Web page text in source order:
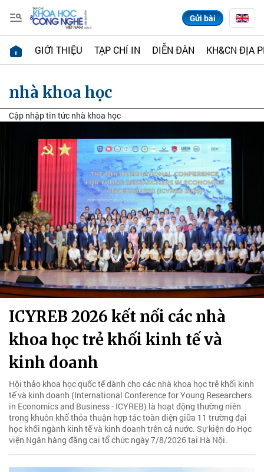
Gửi bài
GIỚI THIỆU TẠP CHÍ IN DIỄN ĐÀN KH&CN ĐỊA
nhà khoa học
Cập nhập tin tức nhà khoa học
ICYREB 2026 kết nối các nhà
khoa học trẻ khối kinh tế và
kinh doanh
Hội thảo khoa học quốc tế dành cho các nhà khoa học trẻ khối kinh
tế và kinh doanh (International Conference for Young Researchers
in Economics and Business - ICYREB) là hoạt động thường niên
trong khuôn khổ thỏa thuận hợp tác toàn diện giữa 11 trường đại
học khối ngành kinh tế và kinh doanh trên cả nước. Sự kiện do Học
viện Ngân hàng đăng cai tổ chức ngày 7/8/2026 tại Hà Nội.